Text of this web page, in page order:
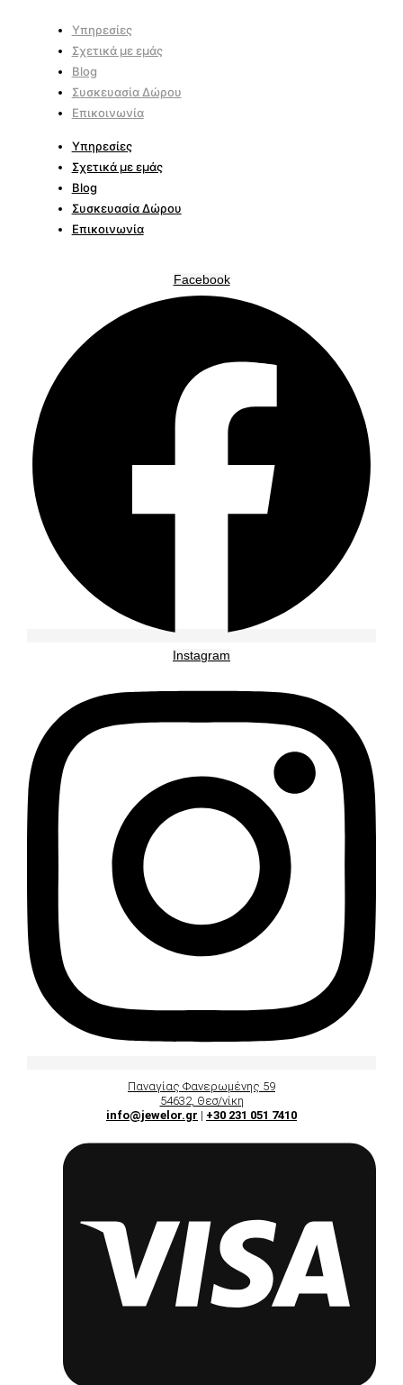
Υπηρεσίες
Σχετικά με εμάς
Blog
Συσκευασία Δώρου
Επικοινωνία
Υπηρεσίες
Σχετικά με εμάς
Blog
Συσκευασία Δώρου
Επικοινωνία
Facebook
Instagram
Παναγίας Φανερωμένης 59
54632, Θεσ/νίκη
info@jewelor.gr | +30 231 051 7410